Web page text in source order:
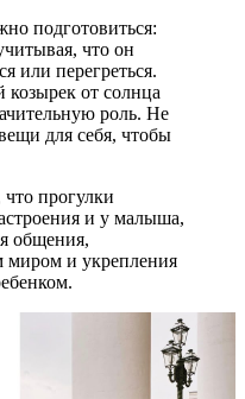
подготовиться:
что он
или перегреться.
козырек от солнца
роль. Не
для себя, чтобы
прогулки
и у малыша,
общения,
и укрепления